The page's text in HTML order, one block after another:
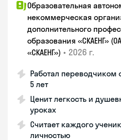
Образовательная
некоммерческая
дополнительного
образования «СКАЕНГ»
«СКАЕНГ») • 2026 г.
Работал переводчиком
5 лет
Ценит легкость и
уроках
Считает каждого
личностью